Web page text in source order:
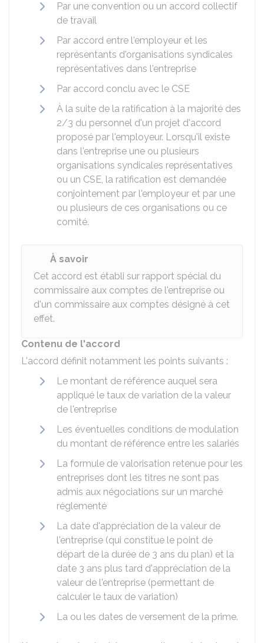
Par une convention ou un accord collectif
de travail
Par accord entre l'employeur et les
représentants d'organisations syndicales
représentatives dans l'entreprise
Par accord conclu avec le CSE
À la suite de la ratification à la majorité des
2/3 du personnel d'un projet d'accord
proposé par l'employeur. Lorsqu'il existe
dans l'entreprise une ou plusieurs
organisations syndicales représentatives
ou un CSE, la ratification est demandée
conjointement par l'employeur et par une
ou plusieurs de ces organisations ou ce
comité.
À savoir
Cet accord est établi sur rapport spécial du
commissaire aux comptes de l'entreprise ou
d'un commissaire aux comptes désigné à cet
effet.
Contenu de l'accord
L'accord définit notamment les points suivants :
Le montant de référence auquel sera
appliqué le taux de variation de la valeur
de l'entreprise
Les éventuelles conditions de modulation
du montant de référence entre les salariés
La formule de valorisation retenue pour les
entreprises dont les titres ne sont pas
admis aux négociations sur un marché
réglementé
La date d'appréciation de la valeur de
l'entreprise (qui constitue le point de
départ de la durée de 3 ans du plan) et la
date 3 ans plus tard d'appréciation de la
valeur de l'entreprise (permettant de
calculer le taux de variation)
La ou les dates de versement de la prime.